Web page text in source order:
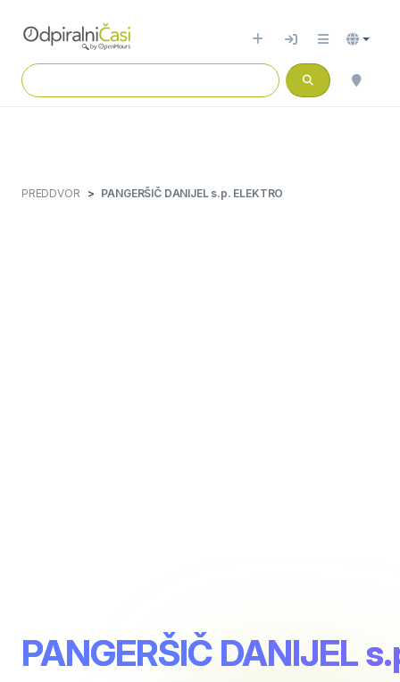
PREDDVOR PANGERŠIČ DANIJEL s.p. ELEKTRO
PANGERŠIČ DANIJEL